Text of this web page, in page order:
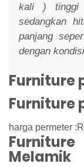
kali ) tinggi
sedangkan
panjang
dengan
Furniture
Furniture
harga permeter
Melamik